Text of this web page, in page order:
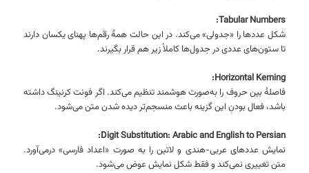
Tabular Numbers:
شکل عددها را «جدولی» می‌کند. در این حالت همهٔ رقم‌ها پهنای یکسان دارند
تا ستون‌های عددی در جدول‌ها کاملاً زیر هم قرار بگیرند.
Horizontal Kerning:
فاصلهٔ بین حروف را به‌صورت هوشمند تنظیم می‌کند. اگر فونت کرنینگ داشته
باشد، فعال بودنِ این گزینه باعث منسجم‌تر دیده شدن متن می‌شود.
Digit Substitution: Arabic and English to Persian:
نمایش عددهای عربی-هندی و لاتین را به صورت «اعداد فارسی» درمی‌آورد.
متن تغییری نمی‌کند و فقط شکل نمایش عوض می‌شود.